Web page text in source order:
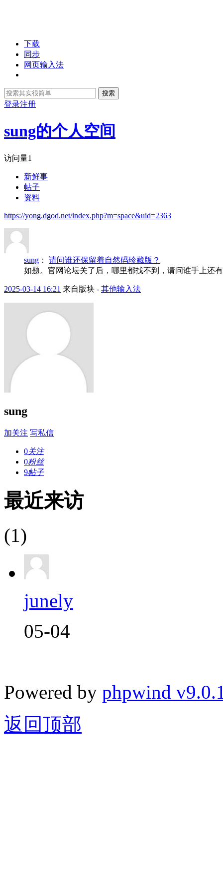
下载
同步
网页输入法
搜索
登录注册
sung的个人空间
访问量1
新鲜事
帖子
资料
https://yong.dgod.net/index.php?m=space&uid=2363
sung ： 请问谁还保留着自然码珍藏版？
如题。官网论坛关了后，哪里都找不到，请问谁手上还
2025-03-14 16:21 来自版块 - 其他输入法
sung
加关注 写私信
0关注
0粉丝
9帖子
最近来访
(1)
junely
05-04
Powered by phpwind
返回顶部